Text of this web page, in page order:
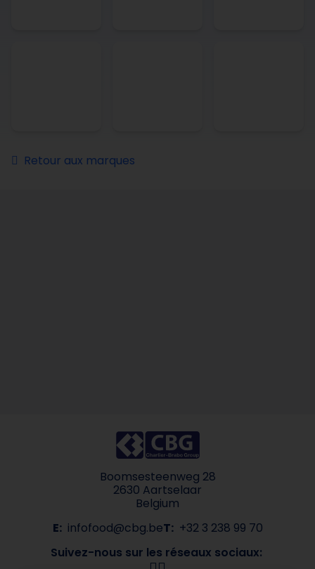
Retour aux marques
Boomsesteenweg 28
2630 Aartselaar
Belgium
E: infofood@cbg.beT: +32 3 238 99 70
Suivez-nous sur les réseaux sociaux: